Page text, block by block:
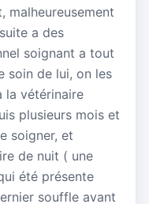
malheureusement
a des
soignant a tout
soin de lui, on les
la vétérinaire
plusieurs mois et
soigner, et
de nuit ( une
été présente
souffle avant